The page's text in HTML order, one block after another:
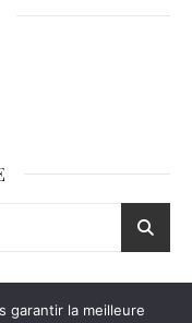
garantir la meilleure